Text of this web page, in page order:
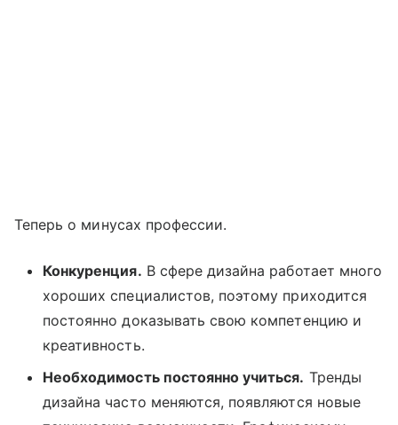
Теперь о минусах профессии.
Конкуренция. В сфере дизайна работает много
хороших специалистов, поэтому приходится
постоянно доказывать свою компетенцию и
креативность.
Необходимость постоянно учиться. Тренды
дизайна часто меняются, появляются новые